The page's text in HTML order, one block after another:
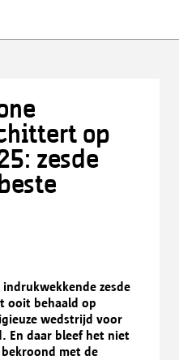
op
zesde
zesde
ooit behaald op
wedstrijd voor
En daar bleef het niet
met de